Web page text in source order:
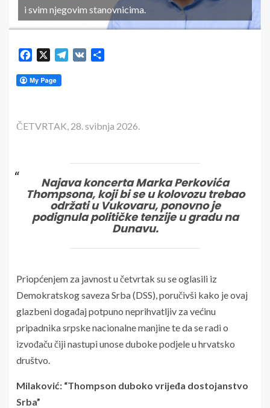
i svim njegovim stanovnicima.
Facebook Telegram
VK
ČETVRTAK, 28. svibnja 2026.
Najava koncerta Marka Perkovića
Thompsona, koji bi se u kolovozu trebao
održati u Vukovaru, ponovno je
podignula političke tenzije u gradu na
Dunavu.
Priopćenjem za javnost u četvrtak su se oglasili iz
Demokratskog saveza Srba (DSS), poručivši kako je ovaj
glazbeni događaj potpuno neprihvatljiv za većinu
pripadnika srpske nacionalne manjine te da se radi o
izvođaču čiji nastupi unose duboke podjele u hrvatsko
društvo.
Milaković: “Thompson duboko vrijeđa dostojanstvo
Srba”